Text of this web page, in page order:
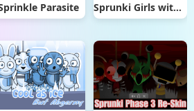
Parasite Sprunki Girls with Hair